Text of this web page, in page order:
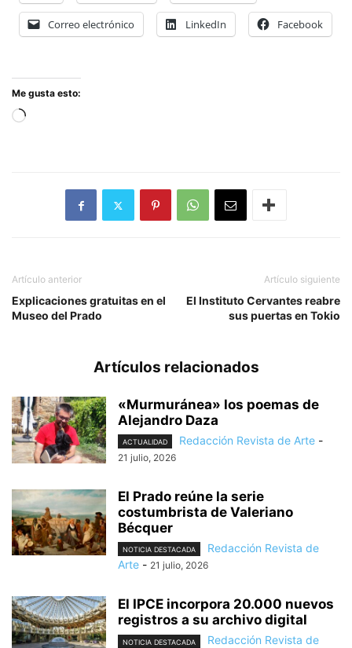
Correo electrónico LinkedIn Facebook
Me gusta esto:
Cargando...
Artículo anterior
Explicaciones gratuitas en el
Museo del Prado
Artículo siguiente
El Instituto Cervantes reabre
sus puertas en Tokio
Artículos relacionados
«Murmuránea» los poemas de
Alejandro Daza
ACTUALIDAD Redacción Revista de Arte -
21 julio, 2026
El Prado reúne la serie
costumbrista de Valeriano
Bécquer
NOTICIA DESTACADA
Redacción Revista de
Arte - 21 julio, 2026
El IPCE incorpora 20.000 nuevos
registros a su archivo digital
NOTICIA DESTACADA
Redacción Revista de